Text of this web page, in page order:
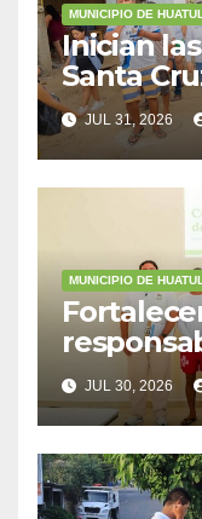
MUNICIPIO DE
Inician
Santa
JUL 31, 2026
MUNICIPIO DE
Federal
JUL 30, 2026